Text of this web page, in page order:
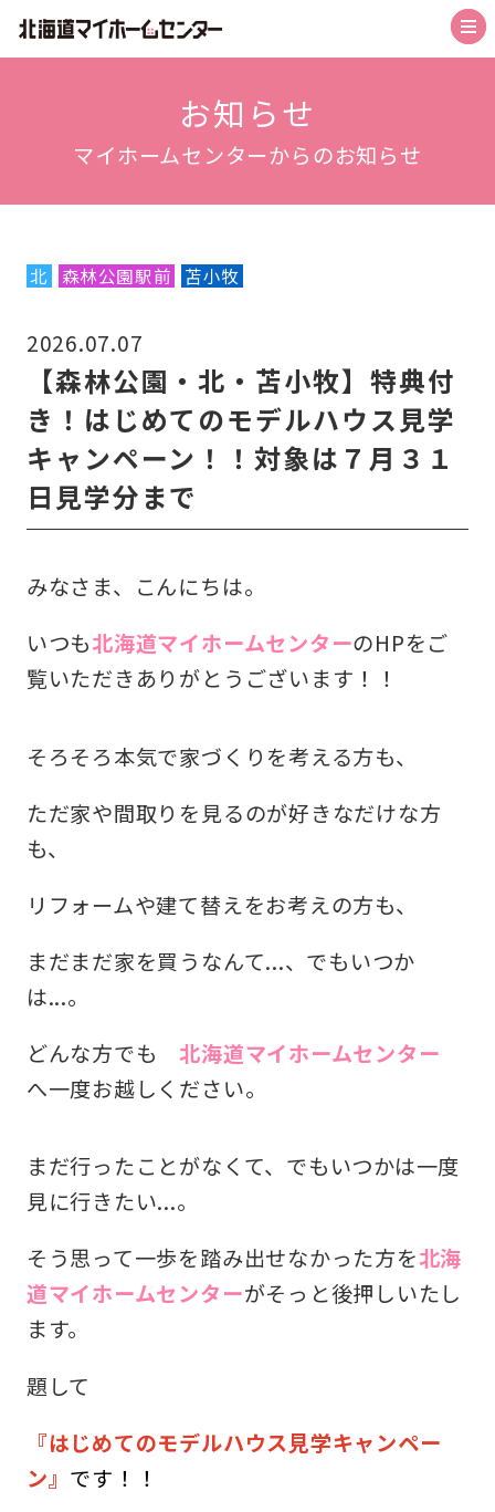
札幌北会場
函館会場
帯広会場
苫小牧会場
お知らせ
マイホームセンターとは
住宅購入までの流れ（ご検討始めの方）
お知らせ
マイホームセンターからのお知らせ
北 森林公園駅前 苫小牧
2026.07.07
【森林公園・北・苫小牧】特典付
き！はじめてのモデルハウス見学
キャンペーン！！対象は７月３１
日見学分まで
みなさま、こんにちは。
いつも北海道マイホームセンターのHPをご
覧いただきありがとうございます！！
そろそろ本気で家づくりを考える方も、
ただ家や間取りを見るのが好きなだけな方
も、
リフォームや建て替えをお考えの方も、
まだまだ家を買うなんて...、でもいつか
は...。
どんな方でも 北海道マイホームセンター
へ一度お越しください。
まだ行ったことがなくて、でもいつかは一度
見に行きたい...。
そう思って一歩を踏み出せなかった方を北海
道マイホームセンターがそっと後押しいたし
ます。
題して
『はじめてのモデルハウス見学キャンペー
ン』 です！！